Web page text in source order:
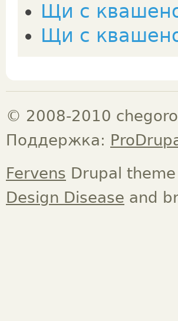
Щи с
Щи с
© 2008-2010
Поддержка:
Fervens Drupal
Design Disease and